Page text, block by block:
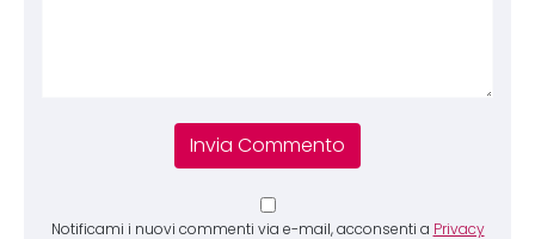
Notificami i nuovi commenti via e-mail, acconsenti a Privacy